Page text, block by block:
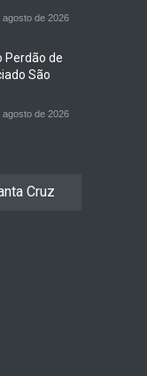
agosto de 2026
Perdão de
São
agosto de 2026
Cruz